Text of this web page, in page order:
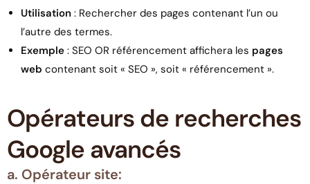
Utilisation : Rechercher des pages contenant l’un ou
l’autre des termes.
Exemple : SEO OR référencement affichera les pages
web contenant soit « SEO », soit « référencement ».
Opérateurs de recherches
Google avancés
a. Opérateur site: